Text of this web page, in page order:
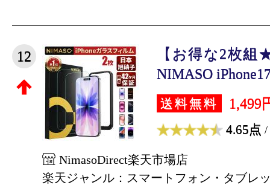
12
【お得な2枚組
NIMASO
送料無料 1,499
4.65点 /
NimasoDirect楽天市場店
楽天ジャンル：スマートフォン・タブレ